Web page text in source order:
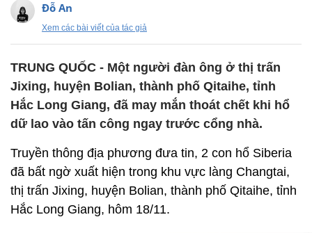
Đỗ An
Xem các bài viết của tác giả
TRUNG QUỐC - Một người đàn ông ở thị trấn
Jixing, huyện Bolian, thành phố Qitaihe, tỉnh
Hắc Long Giang, đã may mắn thoát chết khi hổ
dữ lao vào tấn công ngay trước cổng nhà.
Truyền thông địa phương đưa tin, 2 con hổ Siberia
đã bất ngờ xuất hiện trong khu vực làng Changtai,
thị trấn Jixing, huyện Bolian, thành phố Qitaihe, tỉnh
Hắc Long Giang, hôm 18/11.